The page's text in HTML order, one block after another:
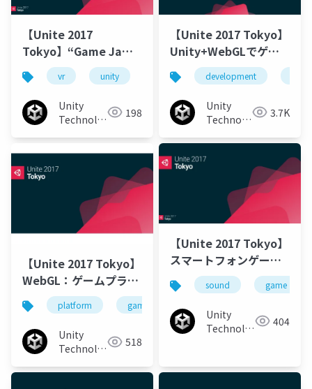
【Unite 2017
Tokyo】“Game Jam x
VR x Unity”『Dead
Hungry』のレシピ
vr unity gamejam ゲームジャム
Unity
Technologies 198
【Unite 2017 Tokyo】
Unity+WebGLでゲー
ムを開発・運用して見
えてきたメリット・デ
メリット
development
Unity
Technologies 3.7K
【Unite 2017 Tokyo】
WebGL：ゲームプラッ
トフォームとしての
Webと現在と未来
platform game
Unity
Technologies 518
【Unite 2017 Tokyo】
スマートフォンゲーム
「夢幻のラビリズ」開
発秘話と動画・サウン
ドミドルウェアの使い
処
sound game
Unity
Technologies 404